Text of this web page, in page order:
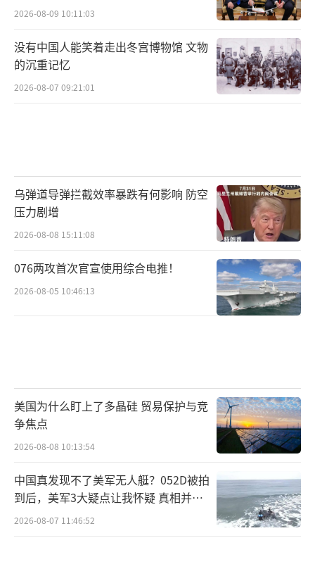
2026-08-09 10:11:03
没有中国人能笑着走出冬宫博物馆 文物
的沉重记忆
2026-08-07 09:21:01
乌弹道导弹拦截效率暴跌有何影响 防空
压力剧增
2026-08-08 15:11:08
076两攻首次官宣使用综合电推！
2026-08-05 10:46:13
美国为什么盯上了多晶硅 贸易保护与竞
争焦点
2026-08-08 10:13:54
中国真发现不了美军无人艇？052D被拍
到后，美军3大疑点让我怀疑 真相并非
如此
2026-08-07 11:46:52